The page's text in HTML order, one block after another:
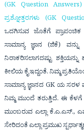
(GK Question Answers)
ಪ್ರಶ್ನೋತ್ತರಗಳು (GK
ಒದಗಿಸುವ ಜೊತೆಗೆ ಪ್ರಾಪಂಚಿಕ
ಸಾಮಾನ್ಯ ಜ್ಞಾನ (ಜಿಕೆ)
ನಿರಾಕರಿಸಲಾಗದಷ್ಟು ಶಕ್ತಿಯನ್ನು
ಕೀಲಿಯ ಕೈ ಇದ್ದಂತೆ. ನಿಮ್ಮ
ಸಾಮಾನ್ಯ ಜ್ಞಾನದ GK ಯ ಸರಳ
ನಿಮ್ಮ ಮುಂದೆ ತರುತ್ತಿದೆ. ಈ
ಮುಂಬರುವ ಎಲ್ಲಾಕೆ.ಎ.ಎಸ್.,
ಸೇರಿದಂತೆ ಎಲ್ಲಾ ಪ್ರಮುಖ